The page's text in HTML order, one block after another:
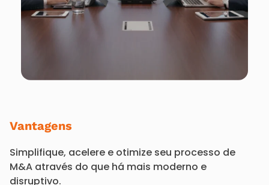
Vantagens
Simplifique, acelere e otimize seu processo de
M&A através do que há mais moderno e
disruptivo.